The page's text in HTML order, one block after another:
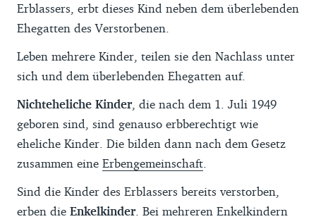
Erblassers, erbt dieses Kind neben dem überlebenden
Ehegatten des Verstorbenen.
Leben mehrere Kinder, teilen sie den Nachlass unter
sich und dem überlebenden Ehegatten auf.
Nichteheliche Kinder , die nach dem 1. Juli 1949
geboren sind, sind genauso erbberechtigt wie
eheliche Kinder. Die bilden dann nach dem Gesetz
zusammen eine Erbengemeinschaft
Sind die Kinder des Erblassers bereits verstorben,
erben die Enkelkinder . Bei mehreren Enkelkindern